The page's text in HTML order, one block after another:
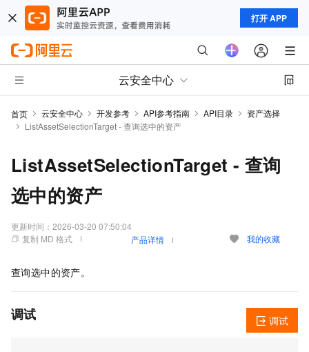
打开 APP
云安全中心
首页 云安全中心 开发参考 API参考指南 API目录
资产选择
ListAssetSelectionTarget - 查询选中的资产
ListAssetSelectionTarget - 查询
选中的资产
更新时间： 2026-03-20 07:50:04
复制 MD 格式
产品详情 我的收藏
查询选中的资产。
调试 调试